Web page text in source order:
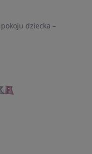
dziecka –